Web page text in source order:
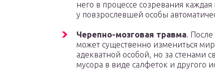
него в процессе созревания
у повзрослевшей особы
Черепно-мозговая травма.
может существенно измениться
адекватной особой, но за стенами
мусора в виде салфеток и другого